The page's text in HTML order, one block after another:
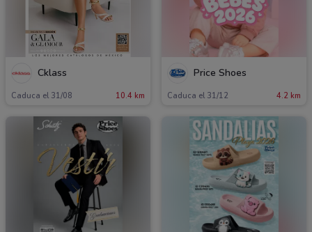
Cklass
Caduca el 31/08 10.4 km
Price Shoes
Caduca el 31/12 4.2 km